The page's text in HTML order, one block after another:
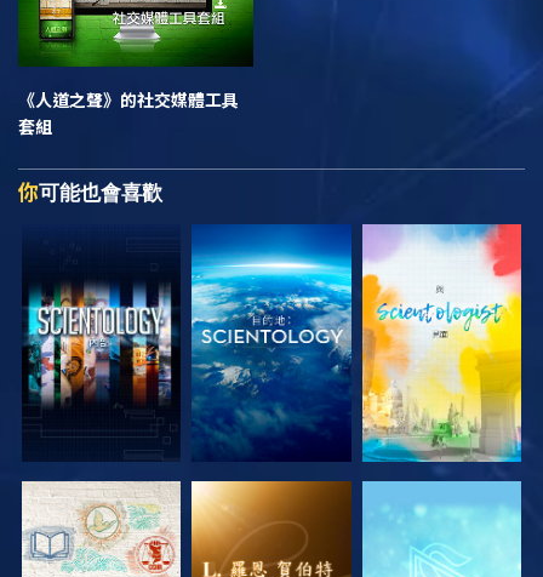
《人道之聲》 的社交媒體工具
套組
你可能也會喜歡
探索系列節目 探索系列節目 探索系列節目